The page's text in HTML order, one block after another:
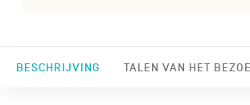
BESCHRIJVING TALEN VAN HET